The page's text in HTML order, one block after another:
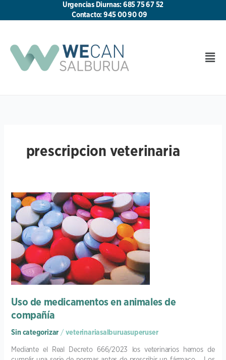
Urgencias Diurnas: 685 75 67 52
Contacto: 945 00 90 09
prescripcion veterinaria
Uso de medicamentos en animales de
compañía
Sin categorizar / veterinariasalburuasuperuser
Mediante el Real Decreto 666/2023 los veterinarios hemos de
Uso
de
medicamentos
en
animales
compañía